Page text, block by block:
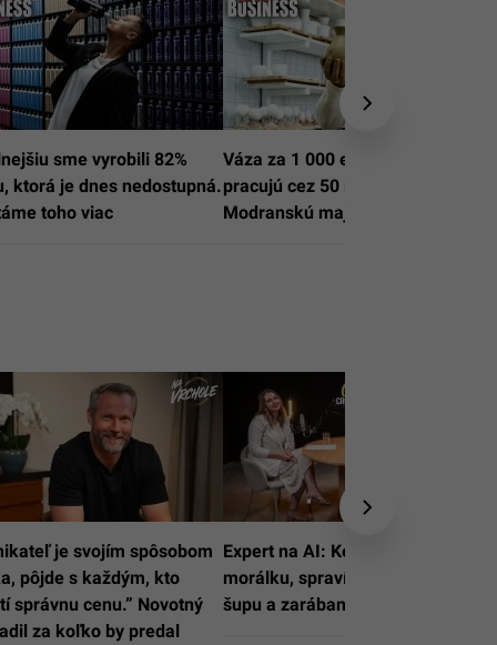
sme vyrobili 82%
ktorá je dnes nedostupná.
toho viac
Váza za 1 000 eur a ľudia, čo tu
pracujú cez 50 rokov. Takto si
Modranskú majoliku ešte nevidel
je svojím spôsobom
pôjde s každým, kto
správnu cenu.” Novotný
za koľko by predal
Expert na AI: Keby nemám
morálku, spravím si AI turbo
šupu a zarábam 10-tisíce